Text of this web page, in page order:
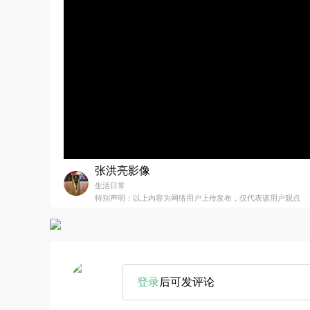
张洪亮影像
生活日常
特别声明：以上内容为网络用户上传发布，仅代表该用户观点
登录后可发评论